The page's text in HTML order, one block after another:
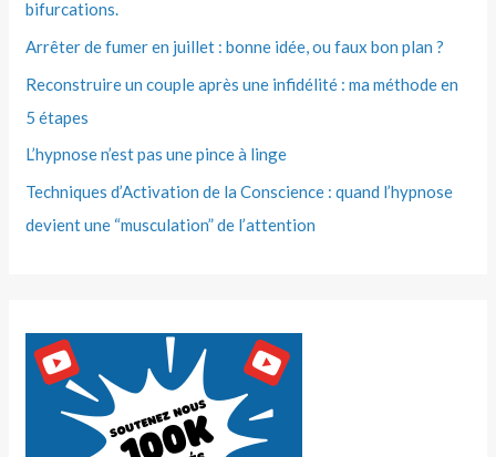
bifurcations.
Arrêter de fumer en juillet : bonne idée, ou faux bon plan ?
Reconstruire un couple après une infidélité : ma méthode en
5 étapes
L’hypnose n’est pas une pince à linge
Techniques d’Activation de la Conscience : quand l’hypnose
devient une “musculation” de l’attention